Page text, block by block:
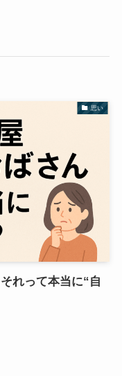
思い
れって本当に“自